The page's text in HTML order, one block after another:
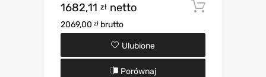
1682,11 zł netto
2069,00 zł brutto
Ulubione
Porównaj